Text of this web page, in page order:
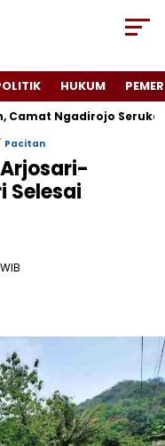
HUKUM
Camat Ngadirojo
Pacitan
Selesai